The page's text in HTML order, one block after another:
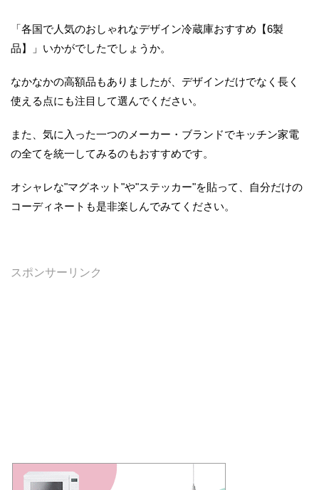
「各国で人気のおしゃれなデザイン冷蔵庫おすすめ【6製
品】」いかがでしたでしょうか。
なかなかの高額品もありましたが、デザインだけでなく長く
使える点にも注目して選んでください。
また、気に入った一つのメーカー・ブランドでキッチン家電
の全てを統一してみるのもおすすめです。
オシャレな"マグネット"や"ステッカー"を貼って、自分だけの
コーディネートも是非楽しんでみてください。
スポンサーリンク